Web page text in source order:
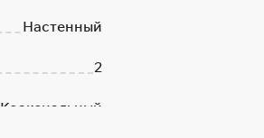
Настенный
2
Коаксиальный